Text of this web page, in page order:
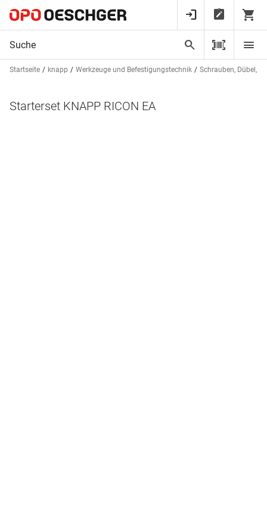
Startseite knapp Werkzeuge und Befestigungstechnik Schrauben, Dübel,
Starterset KNAPP RICON EA